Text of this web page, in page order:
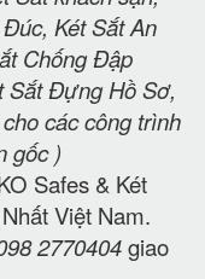
Két Sắt An
Chống Đập
Sắt Đựng Hồ Sơ,
các công trình
gốc )
Safes & Két
Việt Nam.
2770404giao